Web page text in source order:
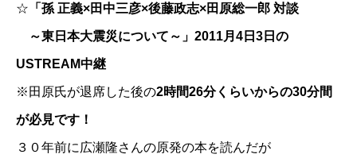
☆ 「孫 正義×田中三彦×後藤政志×田原総一郎 対談
～東日本大震災について～」2011月4日3日の
USTREAM中継
※田原氏が退席した後の2時間26分くらいからの30分間
が必見です！
３０年前に広瀬隆さんの原発の本を読んだが